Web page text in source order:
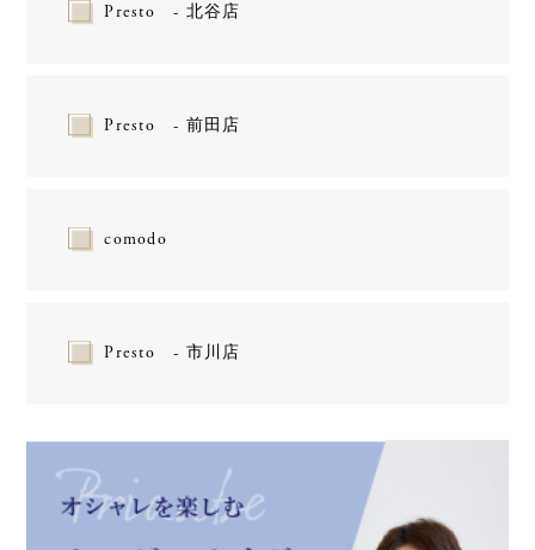
Presto - 北谷店
Presto - 前田店
comodo
Presto - 市川店